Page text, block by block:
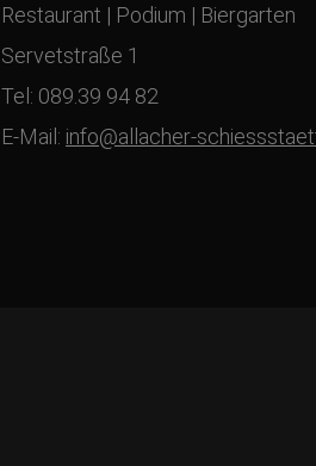
Restaurant | Podium | Biergarten
Servetstraße 1
Tel: 089.39 94 82
E-Mail: info@allacher-